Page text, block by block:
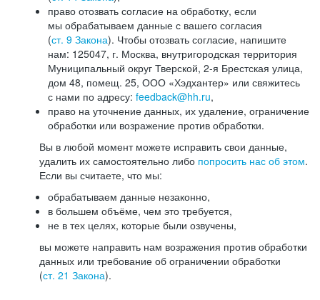
право отозвать согласие на обработку, если
мы обрабатываем данные с вашего согласия
(ст. 9 Закона). Чтобы отозвать согласие, напишите
нам: 125047, г. Москва, внутригородская территория
Муниципальный округ Тверской, 2-я Брестская улица,
дом 48, помещ. 25, ООО «Хэдхантер» или свяжитесь
с нами по адресу: feedback@hh.ru,
право на уточнение данных, их удаление, ограничение
обработки или возражение против обработки.
Вы в любой момент можете исправить свои данные,
удалить их самостоятельно либо попросить нас об этом.
Если вы считаете, что мы:
обрабатываем данные незаконно,
в большем объёме, чем это требуется,
не в тех целях, которые были озвучены,
вы можете направить нам возражения против обработки
данных или требование об ограничении обработки
(ст. 21 Закона).